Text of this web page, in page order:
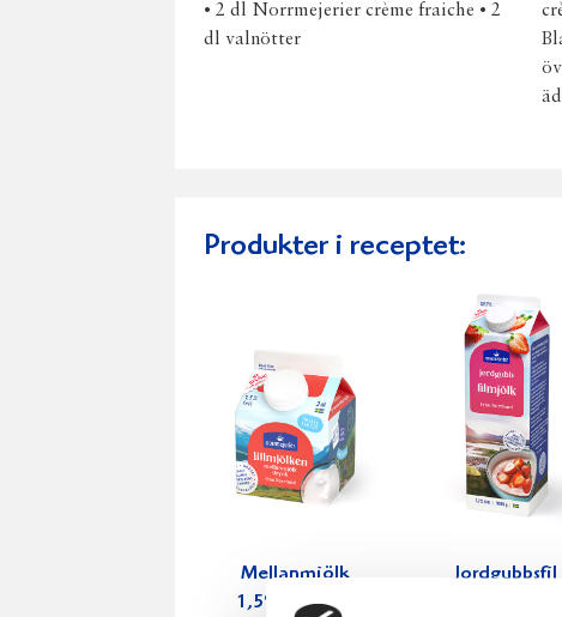
• 2 dl Norrmejerier crème fraiche • 2
dl valnötter
Produkter i receptet:
Mellanmjölk
1,5% laktosfri
Jordgubbsfil